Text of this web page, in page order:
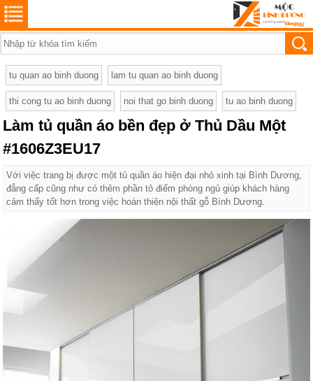
tu quan ao binh duong lam tu quan ao binh duong
thi cong tu ao binh duong noi that go binh duong tu ao binh duong
Làm tủ quần áo bền đẹp ở Thủ Dầu Một
#1606Z3EU17
Với việc trang bị được một tủ quần áo hiện đại nhỏ xinh tại Bình Dương,
đẳng cấp cũng như có thêm phần tô điểm phòng ngủ giúp khách hàng
cảm thấy tốt hơn trong việc hoàn thiện nội thất gỗ Bình Dương.